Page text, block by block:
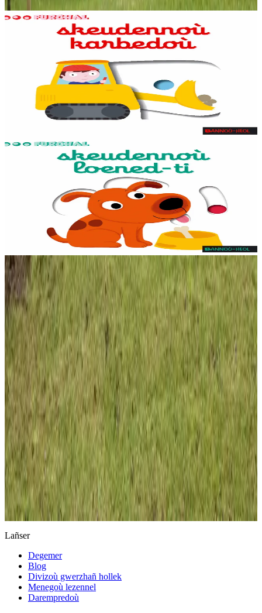
1 vloaz hag ouzhpenn
Skeudennoù karbedoù
Skeudennoù bev azasaet ouzh ar re vihanañ war bep bajenn zoubl,
adalek ar golo. Ur c'hoari bihan evit kemer plijadur gant ar gerioù e
dibenn al levr.
7,95 €
1 vloaz hag ouzhpenn
Skeudennoù loened-ti
Skeudennoù bev azasaet ouzh ar re vihanañ war bep bajenn zoubl,
adalek ar golo. Ur c'hoari bihan evit kemer plijadur gant ar gerioù e
dibenn al levr.
Keleier
Lañser
Degemer
Blog
Divizoù gwerzhañ hollek
Menegoù lezennel
Darempredoù